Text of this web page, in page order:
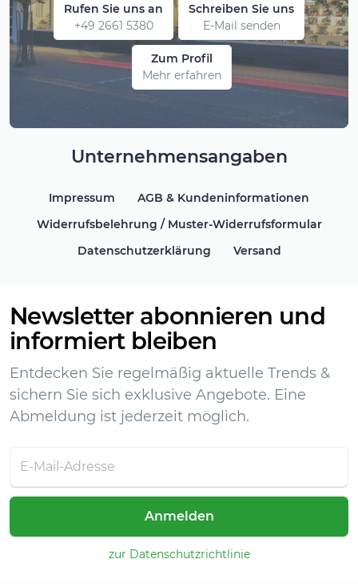
Rufen Sie uns an
+49 2661 5380
Schreiben Sie uns
E-Mail senden
Zum Profil
Mehr erfahren
Unternehmensangaben
Impressum
AGB & Kundeninformationen
Widerrufsbelehrung / Muster-Widerrufsformular
Datenschutzerklärung
Versand
Newsletter abonnieren und
informiert bleiben
Entdecken Sie regelmäßig aktuelle Trends &
sichern Sie sich exklusive Angebote. Eine
Abmeldung ist jederzeit möglich.
Anmelden
zur Datenschutzrichtlinie